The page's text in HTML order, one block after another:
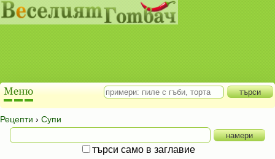
Рецепти › Супи
търси само в заглавие